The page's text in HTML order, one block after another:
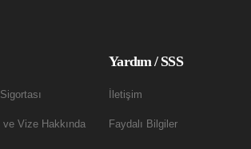
ve Vize Hakkında
Yardım / SSS
İletişim
Faydalı Bilgiler